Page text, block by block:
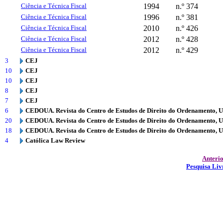
Ciência e Técnica Fiscal 1994 n.º 374
Ciência e Técnica Fiscal 1996 n.º 381
Ciência e Técnica Fiscal 2010 n.º 426
Ciência e Técnica Fiscal 2012 n.º 428
Ciência e Técnica Fiscal 2012 n.º 429
3
CEJ
10
CEJ
10
CEJ
8
CEJ
7
CEJ
6
CEDOUA. Revista do Centro de Estudos de Direito do Ordenamento,
20
CEDOUA. Revista do Centro de Estudos de Direito do Ordenamento,
18
CEDOUA. Revista do Centro de Estudos de Direito do Ordenamento,
4
Católica Law Review
Pesquisa